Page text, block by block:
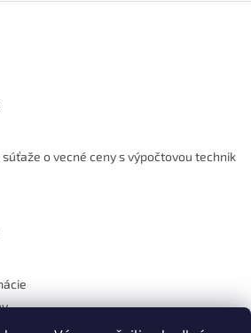
o vecné ceny s výpočtovou technik